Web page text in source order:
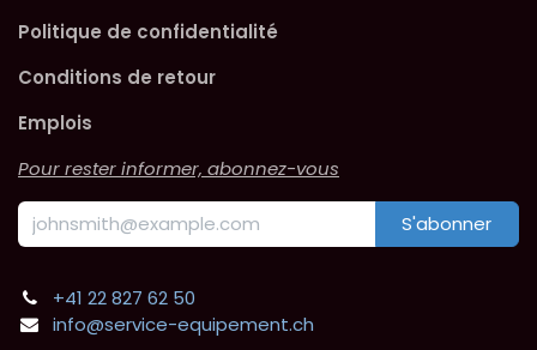
Politique de confidentialité
Conditions de retour
Emplois
Pour rester informer, abonnez-vous
S'abonner
+41 22 827 62 50
info@service-equipement.ch